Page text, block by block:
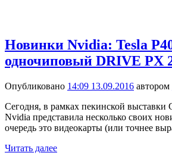
Новинки Nvidia: Tesla
одночиповый DRIVE PX
Опубликовано 14:09 13.09.2016 автором
Сегодня, в рамках пекинской выставки
Nvidia представила несколько своих
очередь это видеокарты (или точнее
Читать далее